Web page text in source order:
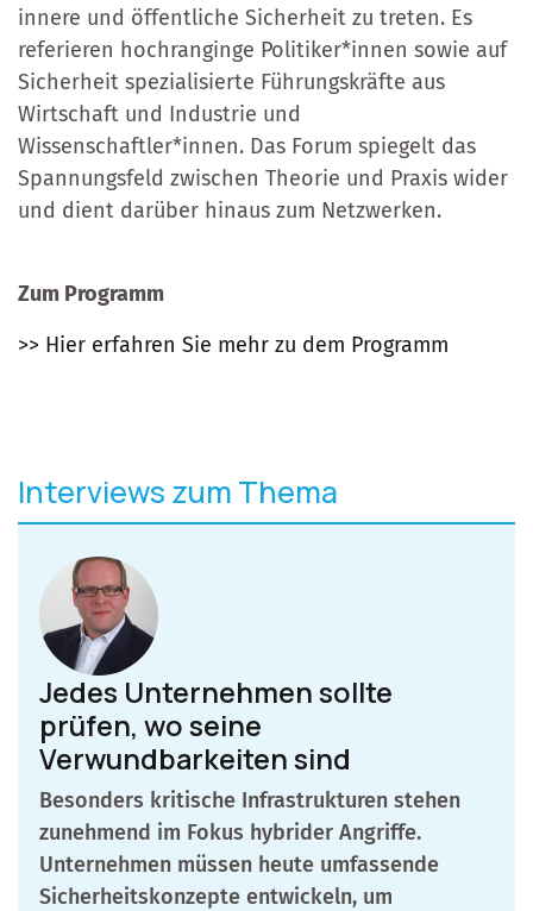
innere und öffentliche Sicherheit zu treten. Es
referieren hochranginge Politiker*innen sowie auf
Sicherheit spezialisierte Führungskräfte aus
Wirtschaft und Industrie und
Wissenschaftler*innen. Das Forum spiegelt das
Spannungsfeld zwischen Theorie und Praxis wider
und dient darüber hinaus zum Netzwerken.
Zum Programm
>> Hier erfahren Sie mehr zu dem Programm
Interviews zum Thema
Jedes Unternehmen sollte
prüfen, wo seine
Verwundbarkeiten sind
Besonders kritische Infrastrukturen stehen
zunehmend im Fokus hybrider Angriffe.
Unternehmen müssen heute umfassende
Sicherheitskonzepte entwickeln, um